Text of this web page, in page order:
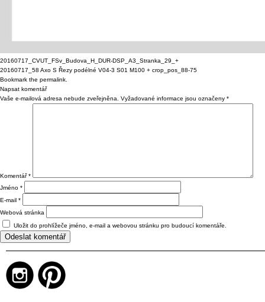
20160717_CVUT_FSv_Budova_H_DUR-DSP_A3_Stranka_29_+
20160717_58 Axo S Řezy podélné V04-3 S01 M100 + crop_pos_88-75
Bookmark the permalink
Napsat komentář
Vaše e-mailová adresa nebude zveřejněna.
Vyžadované informace jsou označeny *
Komentář*
Jméno *
E-mail *
Webová stránka
Uložit do prohlížeče jméno, e-mail a webovou stránku pro budoucí komentáře.